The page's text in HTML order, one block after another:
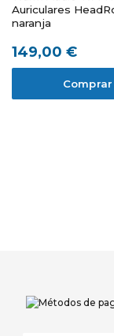
Auriculares
naranja
149,00 €
Comprar